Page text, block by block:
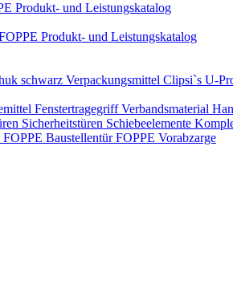
Produkt- und Leistungskatalog
Produkt- und Leistungskatalog
schwarz Verpackungsmittel Clipsi`s U-
Fenstertragegriff Verbandsmaterial
Sicherheitstüren Schiebeelemente
FOPPE Baustellentür FOPPE Vorabzarge